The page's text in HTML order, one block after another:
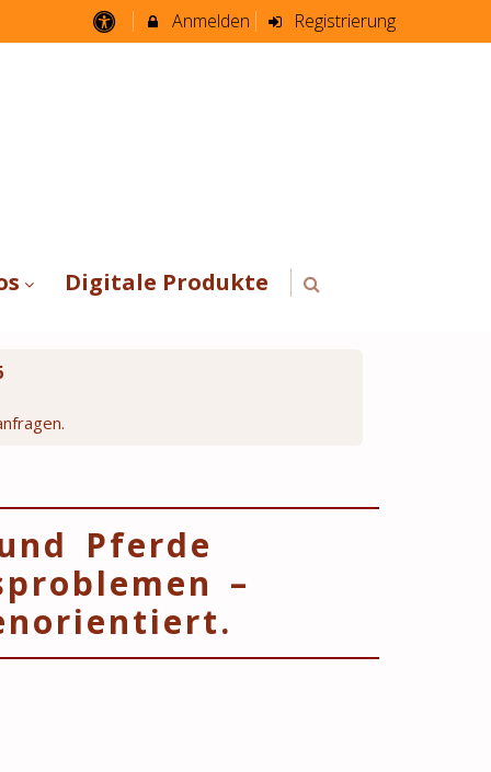
Anmelden Registrierung
Digitale Produkte
Pferde
–